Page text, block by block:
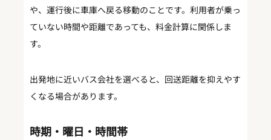
や、運行後に車庫へ戻る移動のことです。利用者が乗っ
ていない時間や距離であっても、料金計算に関係しま
す。
出発地に近いバス会社を選べると、回送距離を抑えやす
くなる場合があります。
時期・曜日・時間帯